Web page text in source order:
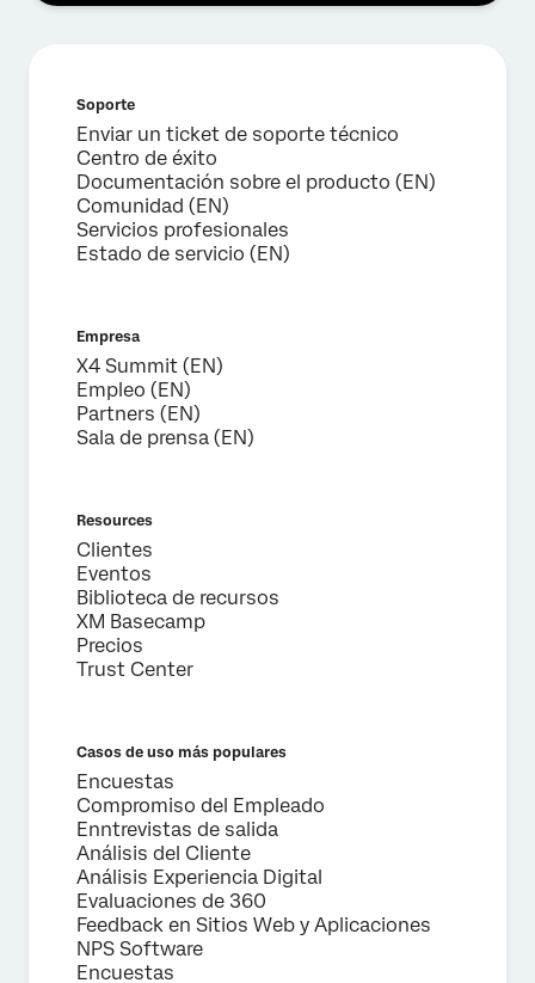
Soporte
Enviar un ticket de soporte técnico
Centro de éxito
Documentación sobre el producto (EN)
Comunidad (EN)
Servicios profesionales
Estado de servicio (EN)
Empresa
X4 Summit (EN)
Empleo (EN)
Partners (EN)
Sala de prensa (EN)
Resources
Clientes
Eventos
Biblioteca de recursos
XM Basecamp
Precios
Trust Center
Casos de uso más populares
Encuestas
Compromiso del Empleado
Enntrevistas de salida
Análisis del Cliente
Análisis Experiencia Digital
Evaluaciones de 360
Feedback en Sitios Web y Aplicaciones
NPS Software
Encuestas